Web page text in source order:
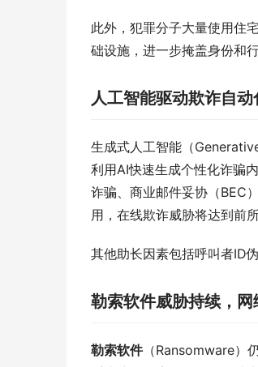
此外，犯罪分子大量使用
础设施，进一步掩盖身份和行
人工智能驱动欺诈自
生成式人工智能（
利用AI快速生成个性化诈骗
诈骗、商业邮件妥协（BEC
用，在线欺诈威胁将达到前
其他助长因素包括呼叫者ID
勒索软件威胁持续，
勒索软件（Ransomware）